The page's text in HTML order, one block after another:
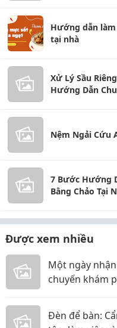
Hướng dẫn
tại nhà
Xử Lý Sầu
Hướng Dẫn
Nệm Ngải Cứu
7 Bước Hướng
Bằng Chảo Tại
Được xem nhiều
Một ngày
chuyến khám
Đèn để bàn: